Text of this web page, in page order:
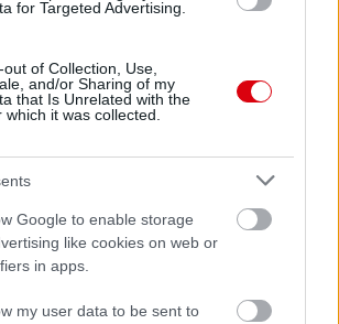
for Targeted Advertising.
of Collection, Use,
and/or Sharing of my
that Is Unrelated with the
it was collected.
Google to enable storage
like cookies on web or
in apps.
my user data to be sent to
United2026-08-15 18:00
adományoddal
működését!